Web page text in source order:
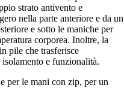
strato antivento e
nella parte anteriore e da un
e sotto le maniche per
corporea. Inoltre, la
pile che trasferisce
e funzionalità.
per le mani con zip, per un